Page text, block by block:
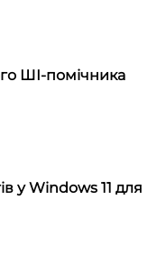
ШІ-помічника
у Windows 11 для